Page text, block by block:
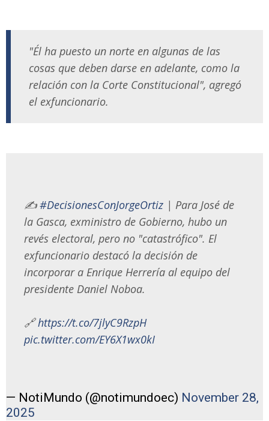
"Él ha puesto un norte en algunas de las
cosas que deben darse en adelante, como la
relación con la Corte Constitucional", agregó
el exfuncionario.
✍️#DecisionesConJorgeOrtiz | Para José de
la Gasca, exministro de Gobierno, hubo un
revés electoral, pero no "catastrófico". El
exfuncionario destacó la decisión de
incorporar a Enrique Herrería al equipo del
presidente Daniel Noboa.
🔗https://t.co/7jlyC9RzpH
pic.twitter.com/EY6X1wx0kI
— NotiMundo (@notimundoec) November 28,
2025